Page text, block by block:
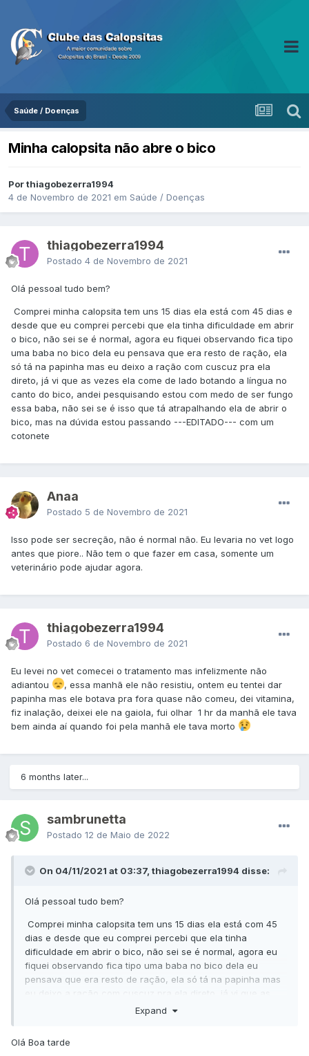
Saúde / Doenças
Minha calopsita não abre o bico
Por thiagobezerra1994
4 de Novembro de 2021 em Saúde / Doenças
thiagobezerra1994
Postado 4 de Novembro de 2021
Olá pessoal tudo bem?
Comprei minha calopsita tem uns 15 dias ela está com 45 dias e
desde que eu comprei percebi que ela tinha dificuldade em abrir
o bico, não sei se é normal, agora eu fiquei observando fica tipo
uma baba no bico dela eu pensava que era resto de ração, ela
só tá na papinha mas eu deixo a ração com cuscuz pra ela
direto, já vi que as vezes ela come de lado botando a língua no
canto do bico, andei pesquisando estou com medo de ser fungo
essa baba, não sei se é isso que tá atrapalhando ela de abrir o
bico, mas na dúvida estou passando ---EDITADO--- com um
cotonete
Anaa
Postado 5 de Novembro de 2021
Isso pode ser secreção, não é normal não. Eu levaria no vet logo
antes que piore.. Não tem o que fazer em casa, somente um
veterinário pode ajudar agora.
thiagobezerra1994
Postado 6 de Novembro de 2021
Eu levei no vet comecei o tratamento mas infelizmente não
adiantou
, essa manhã ele não resistiu, ontem eu tentei dar
papinha mas ele botava pra fora quase não comeu, dei vitamina,
fiz inalação, deixei ele na gaiola, fui olhar 1 hr da manhã ele tava
bem ainda aí quando foi pela manhã ele tava morto
6 months later...
sambrunetta
Postado 12 de Maio de 2022
On 04/11/2021 at 03:37, thiagobezerra1994 disse:
Olá pessoal tudo bem?
Comprei minha calopsita tem uns 15 dias ela está com 45
dias e desde que eu comprei percebi que ela tinha
dificuldade em abrir o bico, não sei se é normal, agora eu
fiquei observando fica tipo uma baba no bico dela eu
pensava que era resto de ração, ela só tá na papinha mas
eu deixo a ração com cuscuz pra ela direto, já vi que as
vezes ela come de lado botando a língua no canto do bico,
bico, mas na dúvida estou passando ---EDITADO--- com
Expand
Olá Boa tarde